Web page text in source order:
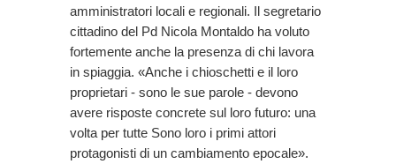
amministratori locali e regionali. Il segretario
cittadino del Pd Nicola Montaldo ha voluto
fortemente anche la presenza di chi lavora
in spiaggia. «Anche i chioschetti e il loro
proprietari - sono le sue parole - devono
avere risposte concrete sul loro futuro: una
volta per tutte Sono loro i primi attori
protagonisti di un cambiamento epocale».